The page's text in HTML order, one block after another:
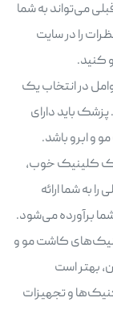
می‌تواند به شما
را در سایت
کنید.
در انتخاب یک
باید دارای
و ابرو باشد.
کلینیک خوب،
به شما ارائه
برآورده می‌شود.
کاشت مو و
بهتر است
و تجهیزات